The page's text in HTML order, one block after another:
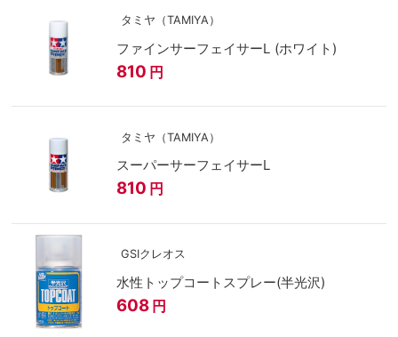
タミヤ（TAMIYA）
ファインサーフェイサーL (ホワイト)
810 円
タミヤ（TAMIYA）
スーパーサーフェイサーL
810 円
GSIクレオス
水性トップコートスプレー(半光沢)
608 円